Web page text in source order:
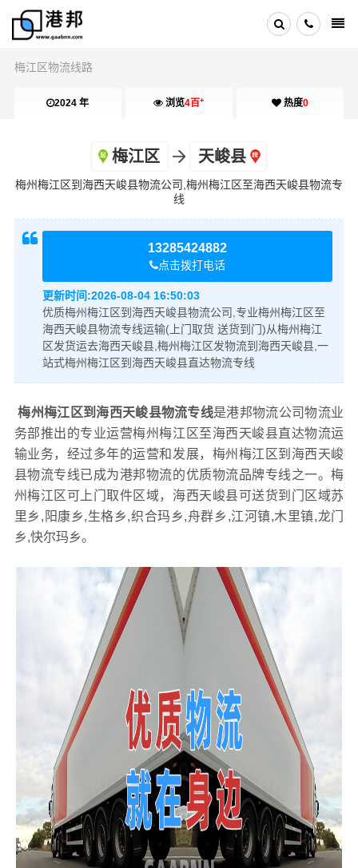
梅江区物流线路
2024 年 浏览4百+ 热度0
梅江区 天峻县
梅州梅江区到海西天峻县物流公司,梅州梅江区至海西天峻县物流专
线
13285424882
点击拨打电话
更新时间:2026-08-04 16:50:03
优质梅州梅江区到海西天峻县物流公司,专业梅州梅江区至
海西天峻县物流专线运输(上门取货 送货到门)从梅州梅江
区发货运去海西天峻县,梅州梅江区发物流到海西天峻县,一
站式梅州梅江区到海西天峻县直达物流专线
梅州梅江区到海西天峻县物流专线是港邦物流公司物流业
务部推出的专业运营梅州梅江区至海西天峻县直达物流运
输业务，经过多年的运营和发展，梅州梅江区到海西天峻
县物流专线已成为港邦物流的优质物流品牌专线之一。梅
州梅江区可上门取件区域，海西天峻县可送货到门区域苏
里乡,阳康乡,生格乡,织合玛乡,舟群乡,江河镇,木里镇,龙门
乡,快尔玛乡。